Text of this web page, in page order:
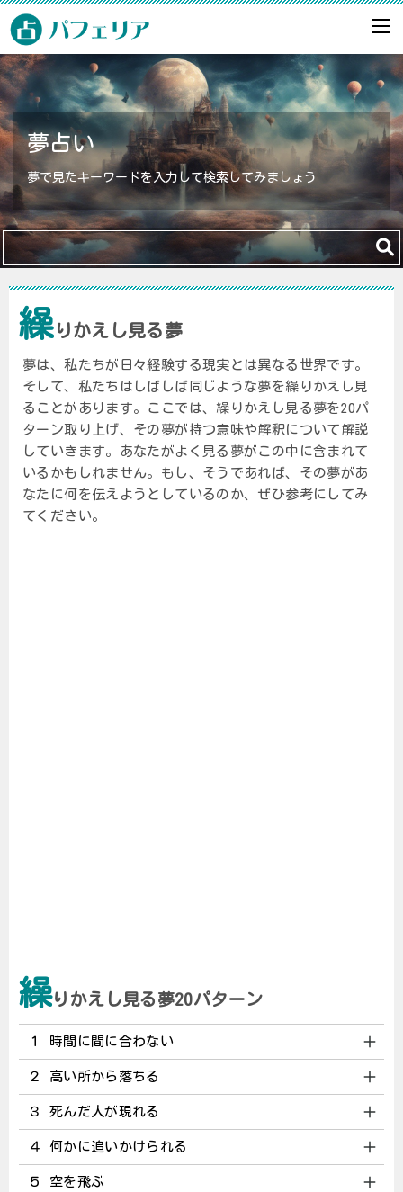
夢占い
夢で見たキーワードを入力して検索してみましょう
繰 りかえし見る夢
夢は、私たちが日々経験する現実とは異なる世界です。
そして、私たちはしばしば同じような夢を繰りかえし見
ることがあります。ここでは、繰りかえし見る夢を20パ
ターン取り上げ、その夢が持つ意味や解釈について解説
していきます。あなたがよく見る夢がこの中に含まれて
いるかもしれません。もし、そうであれば、その夢があ
なたに何を伝えようとしているのか、ぜひ参考にしてみ
てください。
繰りかえし見る夢20パターン
１ 時間に間に合わない
２ 高い所から落ちる
３ 死んだ人が現れる
４ 何かに追いかけられる
５ 空を飛ぶ